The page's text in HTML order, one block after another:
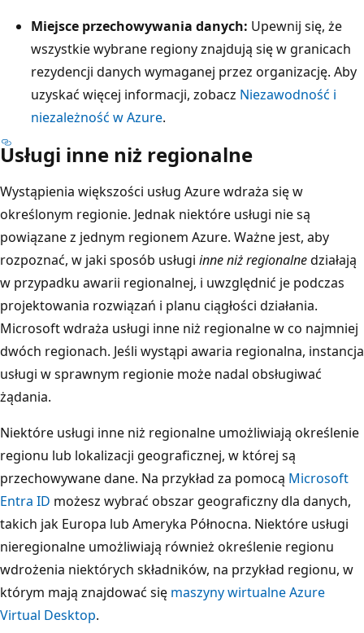
t
„
S
i
e
ć
m
i
ę
d
z
r
e
g
i
o
n
a
l
n
Miejsce przechowywania danych: Upewnij się, że
wszystkie wybrane regiony znajdują się w granicach
rezydencji danych wymaganej przez organizację. Aby
uzyskać więcej informacji, zobacz Niezawodność i
niezależność w Azure.
Usługi inne niż regionalne
Wystąpienia większości usług Azure wdraża się w
określonym regionie. Jednak niektóre usługi nie są
powiązane z jednym regionem Azure. Ważne jest, aby
rozpoznać, w jaki sposób usługi inne niż regionalnedziałają
w przypadku awarii regionalnej, i uwzględnić je podczas
projektowania rozwiązań i planu ciągłości działania.
Microsoft wdraża usługi inne niż regionalne w co najmniej
dwóch regionach. Jeśli wystąpi awaria regionalna, instancja
usługi w sprawnym regionie może nadal obsługiwać
żądania.
Niektóre usługi inne niż regionalne umożliwiają określenie
regionu lub lokalizacji geograficznej, w której są
przechowywane dane. Na przykład za pomocą Microsoft
Entra ID możesz wybrać obszar geograficzny dla danych,
takich jak Europa lub Ameryka Północna. Niektóre usługi
nieregionalne umożliwiają również określenie regionu
wdrożenia niektórych składników, na przykład regionu, w
którym mają znajdować się maszyny wirtualne Azure
Virtual Desktop.